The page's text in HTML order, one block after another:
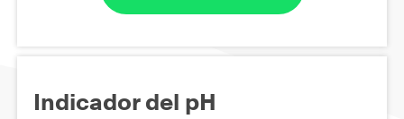
Indicador del pH